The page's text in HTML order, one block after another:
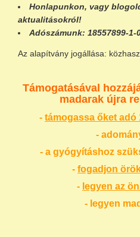
Honlapunkon, vagy
aktualitásokról!
Adószámunk: 18557899-1-
Az alapítvány jogállása:
Támogatásával
madarak újra
- támogassa őket adó
-
- a gyógyításhoz
- fogadjon
- legyen az
- legyen